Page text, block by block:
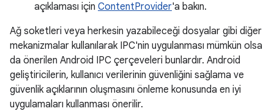
açıklaması için ContentProvider'a bakın.
Ağ soketleri veya herkesin yazabileceği dosyalar gibi diğer
mekanizmalar kullanılarak IPC'nin uygulanması mümkün olsa
da önerilen Android IPC çerçeveleri bunlardır. Android
geliştiricilerin, kullanıcı verilerinin güvenliğini sağlama ve
güvenlik açıklarının oluşmasını önleme konusunda en iyi
uygulamaları kullanması önerilir.